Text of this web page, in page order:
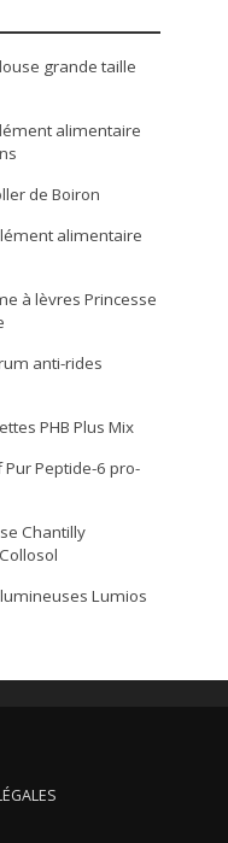
grande taille
alimentaire
de Boiron
alimentaire
à lèvres Princesse
anti-rides
PHB Plus Mix
Pur Peptide-6 pro-
Chantilly
Lumios